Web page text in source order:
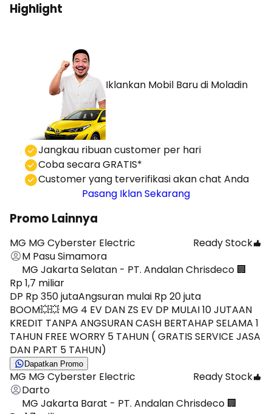
Highlight
Iklankan Mobil Barudi Moladin
⁠Jangkau ribuan customer per hari
Coba secara GRATIS*
⁠⁠Customer yang terverifikasi akan chat Anda
Pasang Iklan Sekarang
Promo Lainnya
MG MG Cyberster Electric
Ready Stock
M Pasu Simamora
MG Jakarta Selatan - PT. Andalan Chrisdeco 🏢
Rp 1,7 miliar
DP Rp 350 jutaAngsuran mulai Rp 20 juta
BOOM💥💥 MG 4 EV DAN ZS EV DP MULAI 10 JUTAAN
KREDIT TANPA ANGSURAN CASH BERTAHAP SELAMA 1
TAHUN FREE WORRY 5 TAHUN ( GRATIS SERVICE JASA
DAN PART 5 TAHUN)
Dapatkan Promo
MG MG Cyberster Electric
Ready Stock
Darto
MG Jakarta Barat - PT. Andalan Chrisdeco 🏢